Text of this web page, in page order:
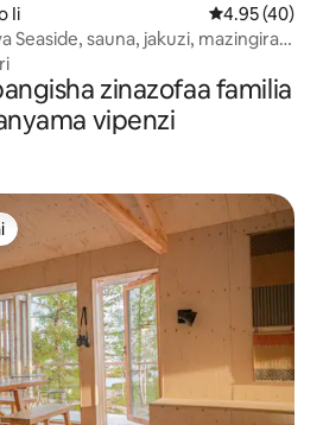
Ii Ukadiriaji wa
4.95 (40)
Seaside, sauna, jakuzi, mazingira
zinazofaa familia
vipenzi